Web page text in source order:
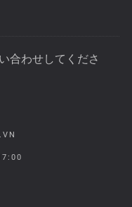
合わせしてくださ